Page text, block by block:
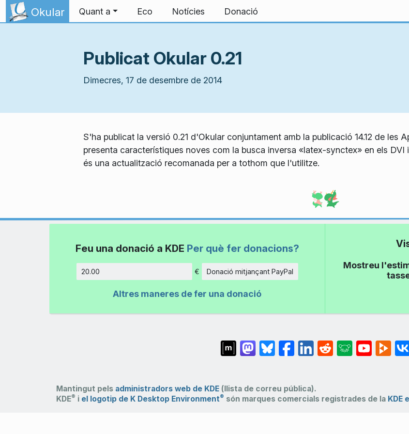
Salta fins al contingut
Okular Quant a Eco Notícies Donació
Publicat Okular 0.21
Dimecres, 17 de desembre de 2014
S'ha publicat la versió 0.21 d'Okular conjuntament amb la publicació 14.12 de les
presenta característiques noves com la busca inversa «latex-synctex» en els DVI
és una actualització recomanada per a tothom que l'utilitze.
Feu una donació a KDE Per què fer donacions?
Import
€ Donació mitjançant PayPal
Altres maneres de fer una donació
Mostreu
Mantingut pels administradors web de KDE(llista de correu pública).
KDE® i el logotip de K Desktop Environment® són marques comercials registrades de la KDE